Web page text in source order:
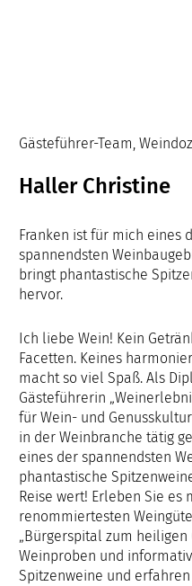
Gästeführer-Team,
Franken ist für mich eines
spannendsten
bringt phantastische
hervor.
Haller Christine
Ich liebe Wein! Kein
Facetten. Keines
macht so viel Spaß. Als
Gästeführerin
für Wein- und
in der Weinbranche tätig
eines der spannendsten
phantastische
Reise wert! Erleben Sie
renommiertesten
„Bürgerspital zum heiligen
Weinproben und
Spitzenweine und